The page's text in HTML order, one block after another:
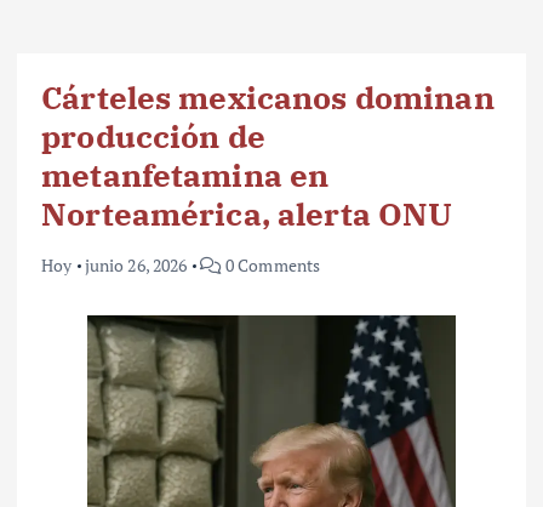
Cárteles mexicanos dominan
producción de
metanfetamina en
Norteamérica, alerta ONU
Hoy junio 26, 2026 0 Comments